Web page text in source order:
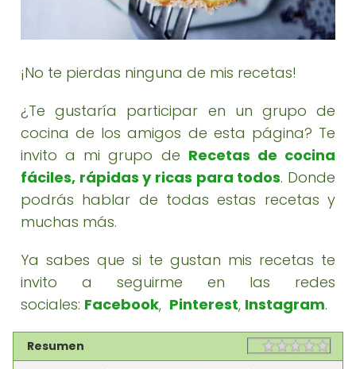
¡No te pierdas ninguna de mis recetas!
¿Te gustaría participar en un grupo de
cocina de los amigos de esta página? Te
invito a mi grupo de Recetas de cocina
fáciles, rápidas y ricas para todos. Donde
podrás hablar de todas estas recetas y
muchas más.
Ya sabes que si te gustan mis recetas te
invito a seguirme en las redes
sociales: Facebook, Pinterest, Instagram.
Resumen Rating